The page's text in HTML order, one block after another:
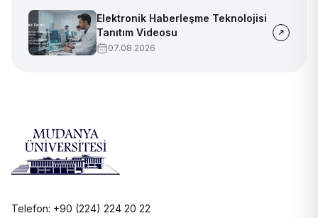
Elektronik Haberleşme Teknolojisi
Tanıtım Videosu
07.08.2026
Telefon: +90 (224) 224 20 22